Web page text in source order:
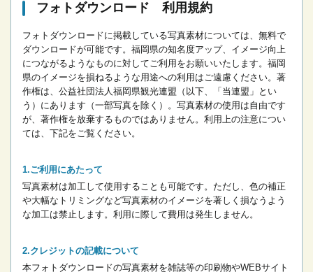
フォトダウンロード 利用規約
フォトダウンロードに掲載している写真素材については、無料で
ダウンロードが可能です。 福岡県の知名度アップ、イメージ向上
につながるようなものに対してご利用をお願いいたします。 福岡
県のイメージを損ねるような用途への利用はご遠慮ください。 著
作権は、公益社団法人福岡県観光連盟（以下、「当連盟」とい
う）にあります（一部写真を除く）。写真素材の使用は自由です
が、著作権を放棄するものではありません。 利用上の注意につい
ては、下記をご覧ください。
ご利用にあたって
写真素材は加工して使用することも可能です。ただし、色の補正
や大幅なトリミングなど写真素材のイメージを著しく損なうよう
な加工は禁止します。 利用に際して費用は発生しません。
クレジットの記載について
本フォトダウンロードの写真素材を雑誌等の印刷物やWEBサイト